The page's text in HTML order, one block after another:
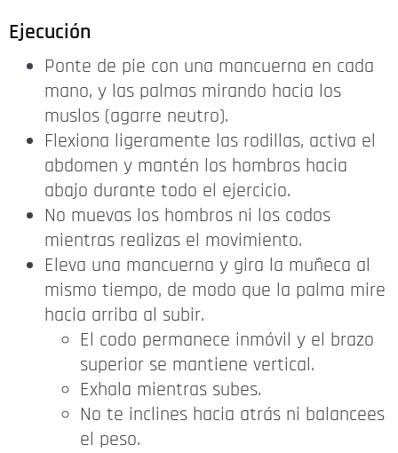
Ejecución
Ponte de pie con una mancuerna en cada
mano, y las palmas mirando hacia los
muslos (agarre neutro).
Flexiona ligeramente las rodillas, activa el
abdomen y mantén los hombros hacia
abajo durante todo el ejercicio.
No muevas los hombros ni los codos
mientras realizas el movimiento.
Eleva una mancuerna y gira la muñeca al
mismo tiempo, de modo que la palma mire
hacia arriba al subir.
El codo permanece inmóvil y el brazo
superior se mantiene vertical.
Exhala mientras subes.
No te inclines hacia atrás ni balancees
el peso.